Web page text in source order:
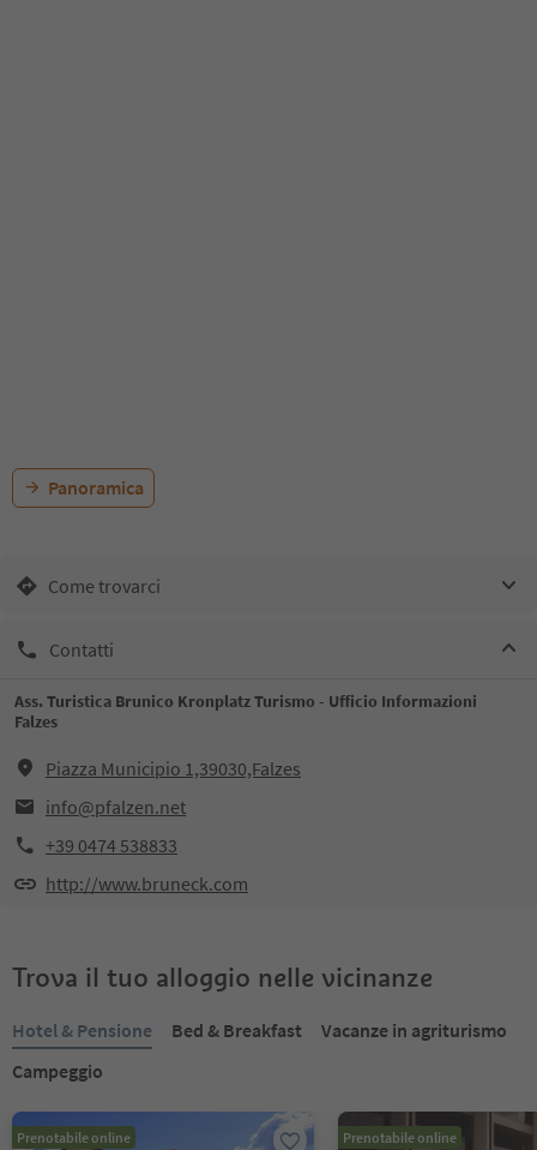
Panoramica
Come trovarci
Contatti
Ass. Turistica Brunico Kronplatz Turismo - Ufficio Informazioni
Falzes
Piazza Municipio 1,39030,Falzes
info@pfalzen.net
+39 0474 538833
http://www.bruneck.com
Trova il tuo alloggio nelle vicinanze
Hotel & Pensione Bed & Breakfast
Vacanze in agriturismo
Campeggio
Prenotabile online Prenotabile online